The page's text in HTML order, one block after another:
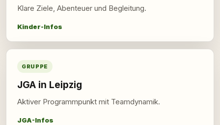
Klare Ziele, Abenteuer und Begleitung.
Kinder-Infos
GRUPPE
JGA in Leipzig
Aktiver Programmpunkt mit Teamdynamik.
JGA-Infos